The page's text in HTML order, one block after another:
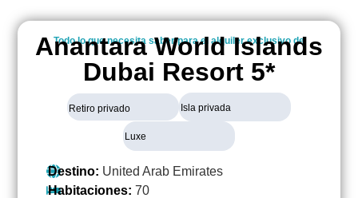
Todo lo que necesita saber para el alquiler exclusivo de
Anantara World Islands
Dubai Resort 5*
Retiro privado Isla privada
Luxe
Destino: United Arab Emirates
Habitaciones: 70